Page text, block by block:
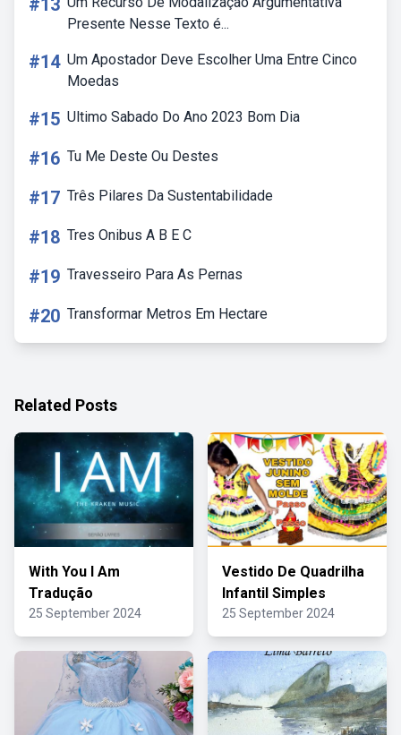
#13
Presente Nesse Texto é...
#14 Um Apostador Deve Escolher Uma Entre Cinco
Moedas
#15 Ultimo Sabado Do Ano 2023 Bom Dia
#16 Tu Me Deste Ou Destes
#17 Três Pilares Da Sustentabilidade
#18 Tres Onibus A B E C
#19 Travesseiro Para As Pernas
#20 Transformar Metros Em Hectare
Related Posts
With You I Am
Tradução
25 September 2024
Vestido De Quadrilha
Infantil Simples
25 September 2024